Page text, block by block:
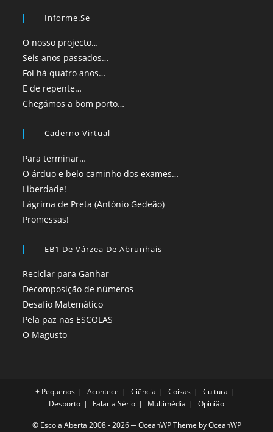
Informe.se
O nosso projecto…
Seis anos passados…
Foi há quatro anos…
E de repente…
Chegámos a bom porto…
Caderno Virtual
Para terminar…
O árduo e belo caminho dos exames…
Liberdade!
Lágrima de Preta (António Gedeão)
Promessas!
EB1 De Várzea De Abrunhais
Reciclar para Ganhar
Decomposição de números
Desafio Matemático
Pela paz nas ESCOLAS
O Magusto
+ Pequenos Acontece Ciência Coisas
Cultura
Desporto
Falar a Sério Multimédia Opinião
© Escola Aberta 2008 - 2026 ─ OceanWP Theme by OceanWP